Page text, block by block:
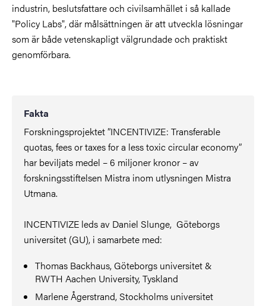
industrin, beslutsfattare och civilsamhället i så kallade
"Policy Labs", där målsättningen är att utveckla lösningar
som är både vetenskapligt välgrundade och praktiskt
genomförbara.
Fakta
Forskningsprojektet ”INCENTIVIZE: Transferable
quotas, fees or taxes for a less toxic circular economy”
har beviljats medel – 6 miljoner kronor – av
forskningsstiftelsen Mistra inom utlysningen Mistra
Utmana.
INCENTIVIZE leds av Daniel Slunge, Göteborgs
universitet (GU), i samarbete med:
Thomas Backhaus, Göteborgs universitet &
RWTH Aachen University, Tyskland
Marlene Ågerstrand, Stockholms universitet